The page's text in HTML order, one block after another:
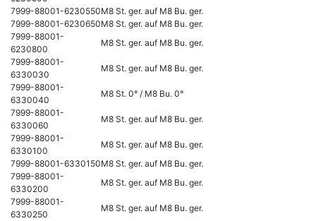
7999-88001-6230550M8 St. ger. auf M8 Bu. ger.
7999-88001-6230650M8 St. ger. auf M8 Bu. ger.
7999-88001-
6230800
M8 St. ger. auf M8 Bu. ger.
7999-88001-
6330030
M8 St. ger. auf M8 Bu. ger.
7999-88001-
6330040
M8 St. 0° / M8 Bu. 0°
7999-88001-
6330060
M8 St. ger. auf M8 Bu. ger.
7999-88001-
6330100
M8 St. ger. auf M8 Bu. ger.
7999-88001-6330150M8 St. ger. auf M8 Bu. ger.
7999-88001-
6330200
M8 St. ger. auf M8 Bu. ger.
7999-88001-
6330250
M8 St. ger. auf M8 Bu. ger.